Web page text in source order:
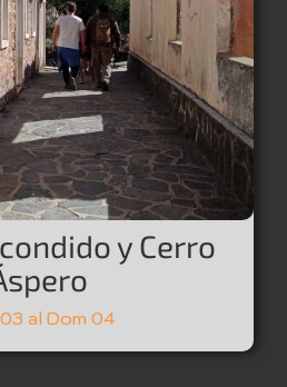
y Cerro
al Dom 04